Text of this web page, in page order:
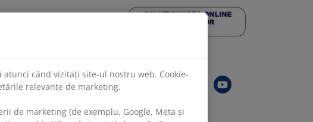
Urmărește JYSK
când vizitați site-ul nostru web. Cookie-
relevante de marketing.
de marketing (de exemplu, Google, Meta și